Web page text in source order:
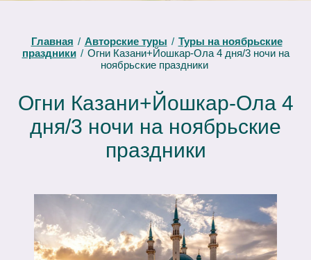
Главная / Авторские туры / Туры на ноябрьские
праздники / Огни Казани+Йошкар-Ола 4 дня/3 ночи на
ноябрьские праздники
Огни Казани+Йошкар-Ола 4
дня/3 ночи на ноябрьские
праздники